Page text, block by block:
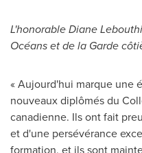
L'honorableDiane
Océans et de la Garde
« Aujourd'hui marque une
nouveaux diplômés du
canadienne. Ils ont fait
et d'une persévérance